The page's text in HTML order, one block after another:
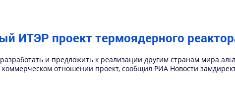
ИТЭР проект термоядерного
и предложить к реализации другим странам мира
отношении проект, сообщил РИА Новости